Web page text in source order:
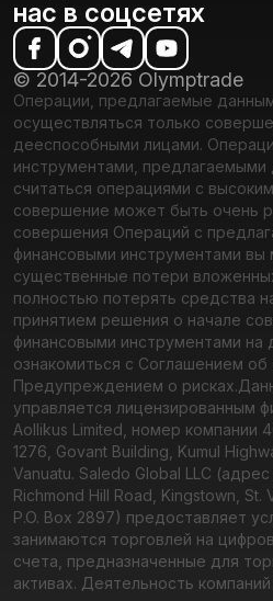
нас в соцсетях
© 2014-2026 Olymptrade
Операции, предлагаемые
осуществляться только
дееспособными лицами.
инструментами,
считаться операциями с
совершение может быть очень
совершения Операций с
финансовыми инструментами вы
существенные потери
полностью потерять средства
принятием решения о начале
финансовыми инструментами на
ознакомиться с Соглашением об
Предупреждением о рисках.
управляется лицензированным
Aollikus Limited, номер компании
1276, Govant Building, Kumul
Vanuatu. Saledo Global LLC
Richmond Hill Road, Kingstown,
P.O. Box 2897) предоставляет
занимаются торговлей на
счета, предназначенные для
активах. Деятельность